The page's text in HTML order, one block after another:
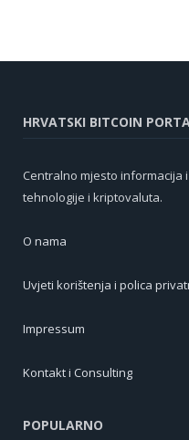
HRVATSKI BITCOIN
Centralno mjesto informacija
tehnologije i kriptovaluta.
O nama
Uvjeti korištenja i polica
Impressum
Kontakt i Consulting
POPULARNO